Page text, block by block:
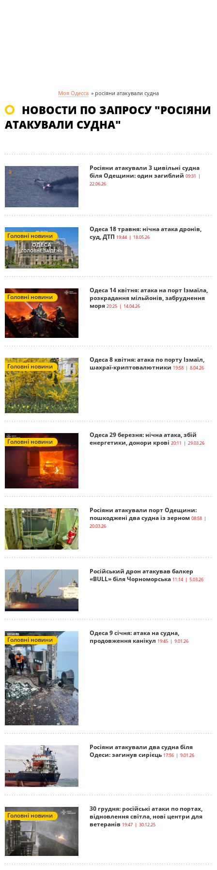
Моя Одесса » росіяни атакували судна
НОВОСТИ ПО ЗАПРОСУ "РОСІЯНИ
АТАКУВАЛИ СУДНА"
Росіяни атакували 3 цивільні судна
біля Одещини: один загиблий 09:31 |
22.06.26
Головні новини
Одеса 18 травня: нічна атака дронів,
суд, ДТП 19:44 | 18.05.26
Головні новини
Одеса 14 квітня: атака на порт Ізмаїла,
розкрадання мільйонів, забруднення
моря 20:25 | 14.04.26
Головні новини
Одеса 8 квітня: атака по порту Ізмаїл,
шахраї-криптовалютники 19:58 | 8.04.26
Головні новини
Одеса 29 березня: нічна атака, збій
енергетики, донори крові 20:11 | 29.03.26
Росіяни атакували порт Одещини:
пошкоджені два судна із зерном 08:58 |
20.03.26
Російський дрон атакував балкер
«BULL» біля Чорноморська 11:14 | 5.03.26
Головні новини
Одеса 9 січня: атака на судна,
продовження канікул 19:45 | 9.01.26
Росіяни атакували два судна біля
Одеси: загинув сирієць 17:56 | 9.01.26
Головні новини
30 грудня: російські атаки по портах,
відновлення світла, нові центри для
ветеранів 19:47 | 30.12.25